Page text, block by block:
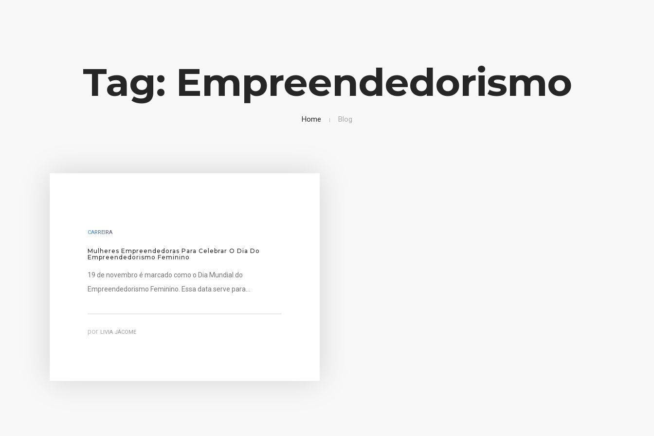
Tag: Empreendedorismo
Home Blog
CARREIRA
Mulheres Empreendedoras Para Celebrar O Dia Do
Empreendedorismo Feminino
19 de novembro é marcado como o Dia Mundial do
Empreendedorismo Feminino. Essa data serve para…
por LIVIA JÁCOME